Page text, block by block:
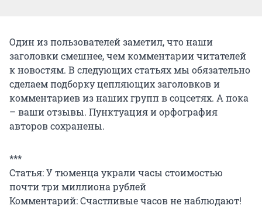
Один из пользователей заметил, что наши
заголовки смешнее, чем комментарии читателей
к новостям. В следующих статьях мы обязательно
сделаем подборку цепляющих заголовков и
комментариев из наших групп в соцсетях. А пока
– ваши отзывы. Пунктуация и орфография
авторов сохранены.
***
Статья: У тюменца украли часы стоимостью
почти три миллиона рублей
Комментарий: Счастливые часов не наблюдают!